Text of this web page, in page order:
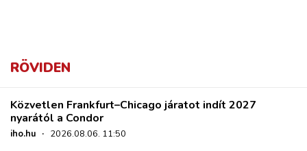
RÖVIDEN
Közvetlen Frankfurt–Chicago járatot indít 2027
nyarától a Condor
iho.hu · 2026.08.06. 11:50